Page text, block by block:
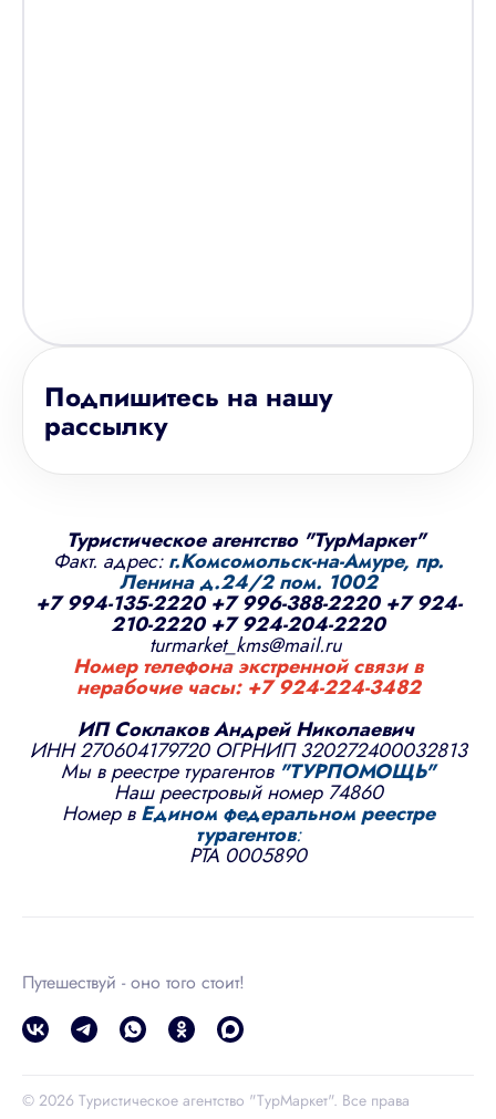
Подпишитесь на нашу
рассылку
Путешествуй - оно того стоит!
Туристическое агентство "ТурМаркет"
Факт. адрес:г.Комсомольск-на-Амуре, пр.
Ленина д.24/2 пом. 1002
+7 994-135-2220 +7 996-388-2220 +7 924-
210-2220 +7 924-204-2220
turmarket_kms@mail.ru
Номер телефона экстренной связи в
нерабочие часы: +7 924-224-3482
ИП Соклаков Андрей Николаевич
ИНН 270604179720 ОГРНИП 320272400032813
Мы в реестре турагентов "ТУРПОМОЩЬ"
Наш реестровый номер 74860
Номер вЕдином федеральном реестре
турагентов:
РТА 0005890
© 2026 Туристическое агентство "ТурМаркет". Все права